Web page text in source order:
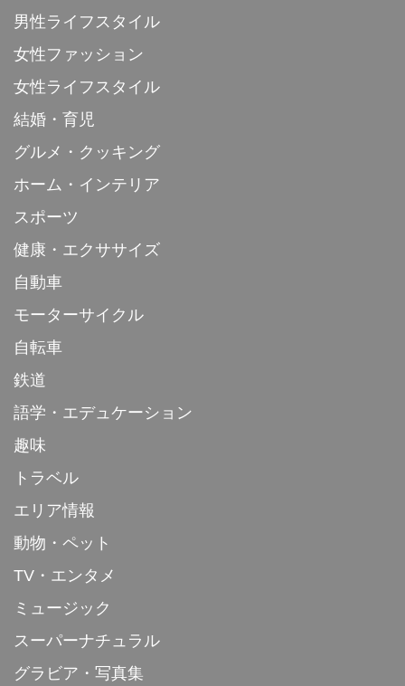
男性ライフスタイル
女性ファッション
女性ライフスタイル
結婚・育児
グルメ・クッキング
ホーム・インテリア
スポーツ
健康・エクササイズ
自動車
モーターサイクル
自転車
鉄道
語学・エデュケーション
趣味
トラベル
エリア情報
動物・ペット
TV・エンタメ
ミュージック
スーパーナチュラル
グラビア・写真集